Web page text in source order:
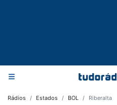
Rádios Estados BOL Riberalta